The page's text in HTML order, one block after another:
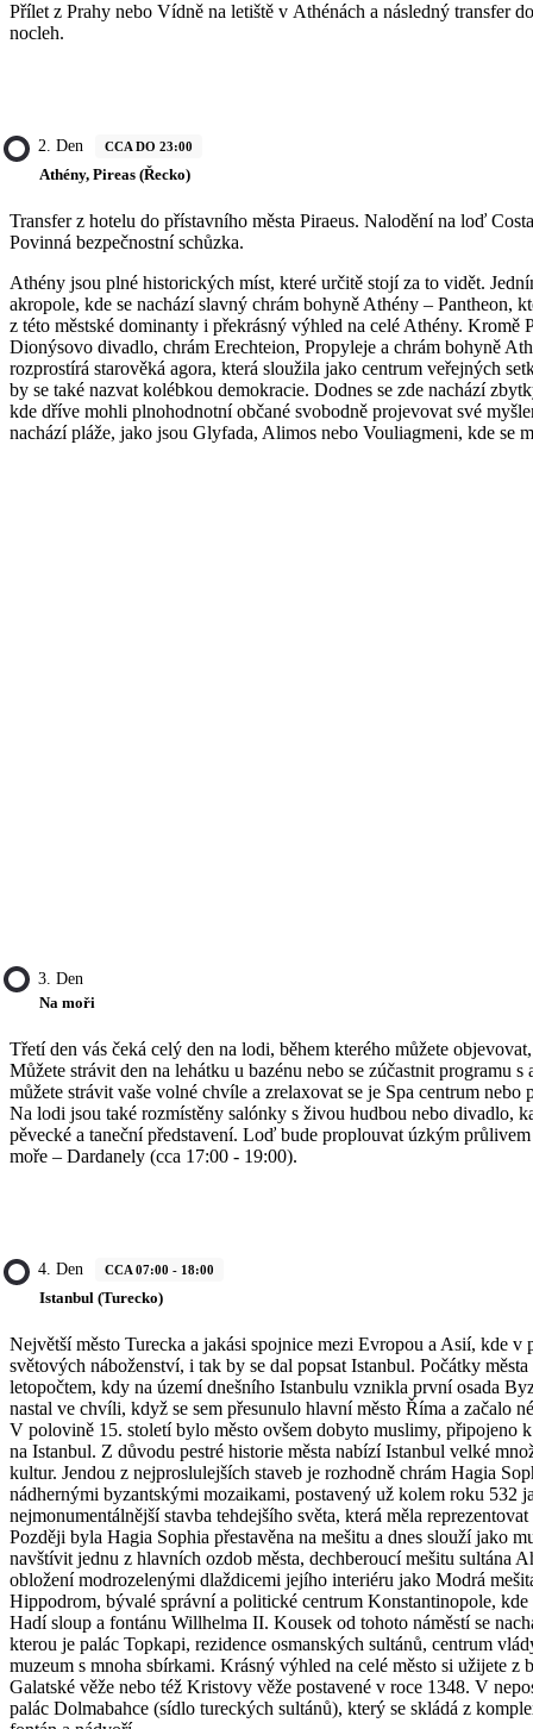
Přílet z Prahy nebo Vídně na letiště v Athénách a následný transfer
nocleh.
2. Den CCA DO 23:00
Athény, Pireas (Řecko)
Transfer z hotelu do přístavního města Piraeus. Nalodění na loď
Povinná bezpečnostní schůzka.
Athény jsou plné historických míst, které určitě stojí za to vidět.
akropole, kde se nachází slavný chrám bohyně Athény – Pantheon,
z této městské dominanty i překrásný výhled na celé Athény. Kromě
Dionýsovo divadlo, chrám Erechteion, Propyleje a chrám bohyně
rozprostírá starověká agora, která sloužila jako centrum veřejných
by se také nazvat kolébkou demokracie. Dodnes se zde nachází
kde dříve mohli plnohodnotní občané svobodně projevovat své
nachází pláže, jako jsou Glyfada, Alimos nebo Vouliagmeni, kde se
3. Den
Na moři
Třetí den vás čeká celý den na lodi, během kterého můžete
Můžete strávit den na lehátku u bazénu nebo se zúčastnit programu
můžete strávit vaše volné chvíle a zrelaxovat se je Spa centrum
Na lodi jsou také rozmístěny salónky s živou hudbou nebo divadlo,
pěvecké a taneční představení. Loď bude proplouvat úzkým
moře – Dardanely (cca 17:00 - 19:00).
4. Den CCA 07:00 - 18:00
Istanbul (Turecko)
Největší město Turecka a jakási spojnice mezi Evropou a Asií, kde
světových náboženství, i tak by se dal popsat Istanbul. Počátky
letopočtem, kdy na území dnešního Istanbulu vznikla první osada
nastal ve chvíli, když se sem přesunulo hlavní město Říma a začalo
V polovině 15. století bylo město ovšem dobyto muslimy, připojeno
na Istanbul. Z důvodu pestré historie města nabízí Istanbul velké
kultur. Jendou z nejproslulejších staveb je rozhodně chrám Hagia
nádhernými byzantskými mozaikami, postavený už kolem roku 532
nejmonumentálnější stavba tehdejšího světa, která měla
Později byla Hagia Sophia přestavěna na mešitu a dnes slouží jako
navštívit jednu z hlavních ozdob města, dechberoucí mešitu sultána
obložení modrozelenými dlaždicemi jejího interiéru jako Modrá
Hippodrom, bývalé správní a politické centrum Konstantinopole,
Hadí sloup a fontánu Willhelma II. Kousek od tohoto náměstí se
kterou je palác Topkapi, rezidence osmanských sultánů, centrum
muzeum s mnoha sbírkami. Krásný výhled na celé město si užijete z
Galatské věže nebo též Kristovy věže postavené v roce 1348. V
palác Dolmabahce (sídlo tureckých sultánů), který se skládá z